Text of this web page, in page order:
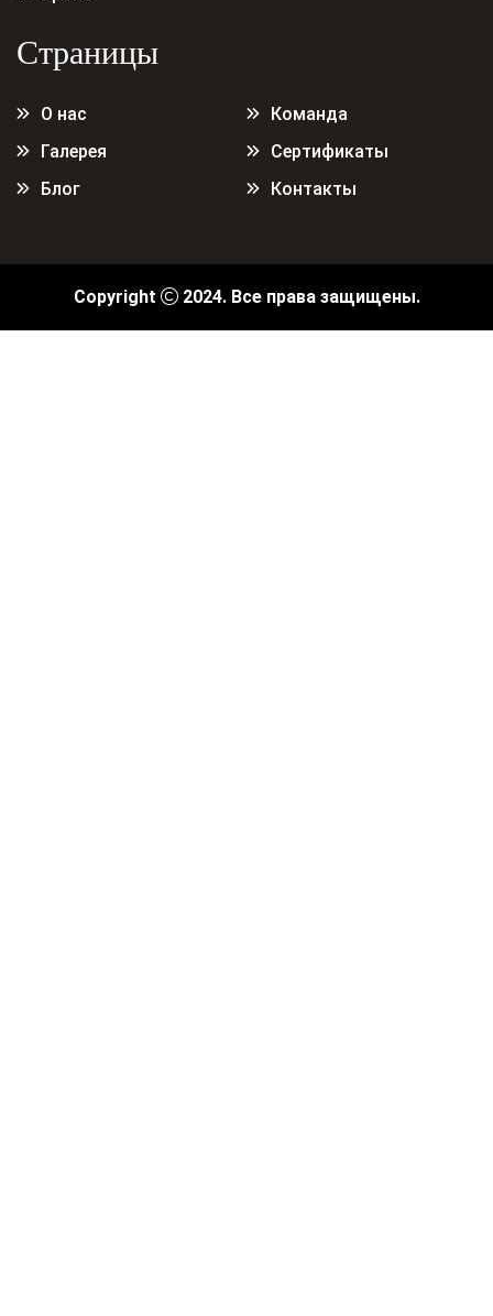
Страницы
О нас
Команда
Галерея
Сертификаты
Блог
Контакты
Copyright 2024. Все права защищены.